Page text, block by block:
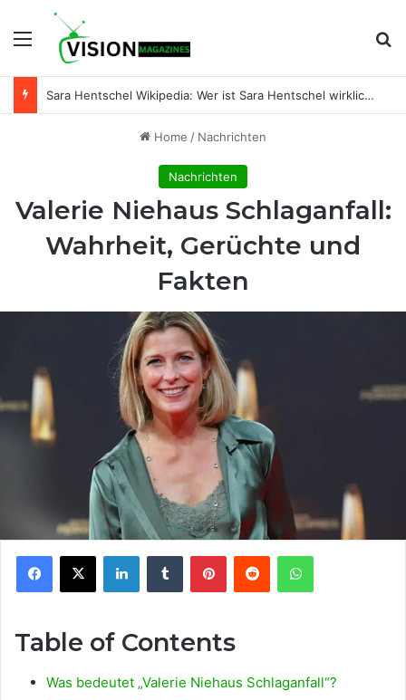
Menu
Mirjam Meinhardt Körpergröße: Wie groß ist die ZDF-Moderatorin wirklich?
Home / Nachrichten
Nachrichten
Valerie Niehaus Schlaganfall:
Wahrheit, Gerüchte und
Fakten
Facebook
X LinkedInTumblr PinterestReddit WhatsApp
Table of Contents
Was bedeutet „Valerie Niehaus Schlaganfall“?